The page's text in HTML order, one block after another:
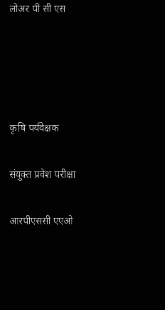
लोअर पी सी एस
कृषि पर्यवेक्षक
संयुक्त प्रवेश परीक्षा
आरपीएससी एएओ